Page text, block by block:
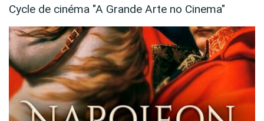
Cycle de cinéma "A Grande Arte no Cinema"